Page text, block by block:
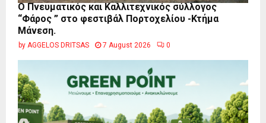
Ο Πνευματικός και Καλλιτεχνικός σύλλογος
“Φάρος ” στο φεστιβάλ Πορτοχελίου -Κτήμα
Μάνεση.
by AGGELOS DRITSAS 7 August 2026 0